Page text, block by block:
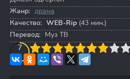
Жанр: драма
Качество: WEB-Rip (43 мин.)
Перевод: Муз ТВ
7
4 5 6 7 8 9 10